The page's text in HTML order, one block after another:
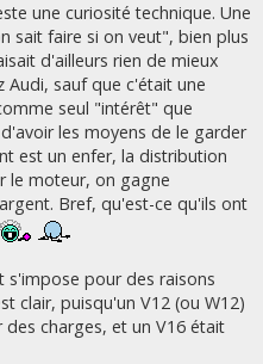
une curiosité technique. Une
sait faire si on veut", bien plus
d'ailleurs rien de mieux
Audi, sauf que c'était une
seul "intérêt" que
les moyens de le garder
est un enfer, la distribution
le moteur, on gagne
Bref, qu'est-ce qu'ils ont
s'impose pour des raisons
clair, puisqu'un V12 (ou W12)
charges, et un V16 était